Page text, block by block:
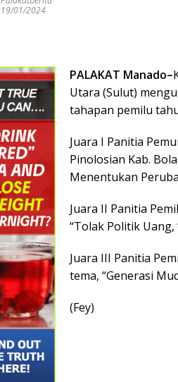
19/01/2024
PALAKAT Manado–
Utara (Sulut)
tahapan pemilu
Juara I Panitia
Pinolosian Kab.
Menentukan
Juara II Panitia
“Tolak Politik Uang,
Juara III Panitia
tema, “Generasi
(Fey)